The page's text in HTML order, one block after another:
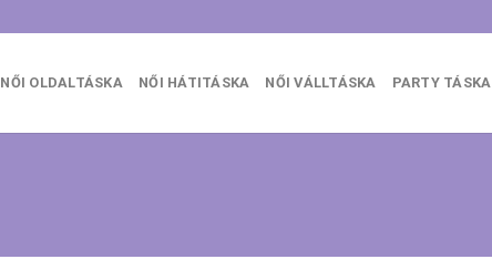
NŐI OLDALTÁSKA NŐI HÁTITÁSKA NŐI VÁLLTÁSKA PARTY TÁSKA